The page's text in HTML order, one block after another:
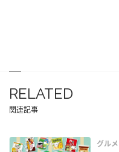
RELATED
関連記事
グルメ